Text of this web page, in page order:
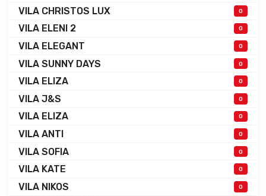
VILA CHRISTOS LUX 0
VILA ELENI 2 0
VILA ELEGANT 0
VILA SUNNY DAYS 0
VILA ELIZA 0
VILA J&S 0
VILA ELIZA 0
VILA ANTI 0
VILA SOFIA 0
VILA KATE 0
VILA NIKOS 0